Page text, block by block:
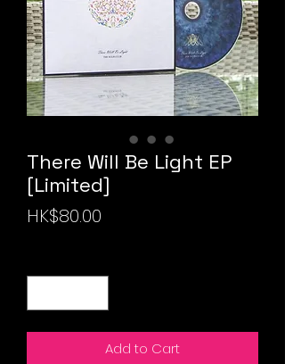
There Will Be Light EP
[Limited]
HK$80.00
Add to Cart